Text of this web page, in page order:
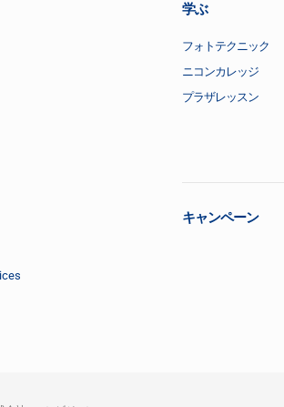
学ぶ
フォトテクニック
ニコンカレッジ
プラザレッスン
キャンペーン